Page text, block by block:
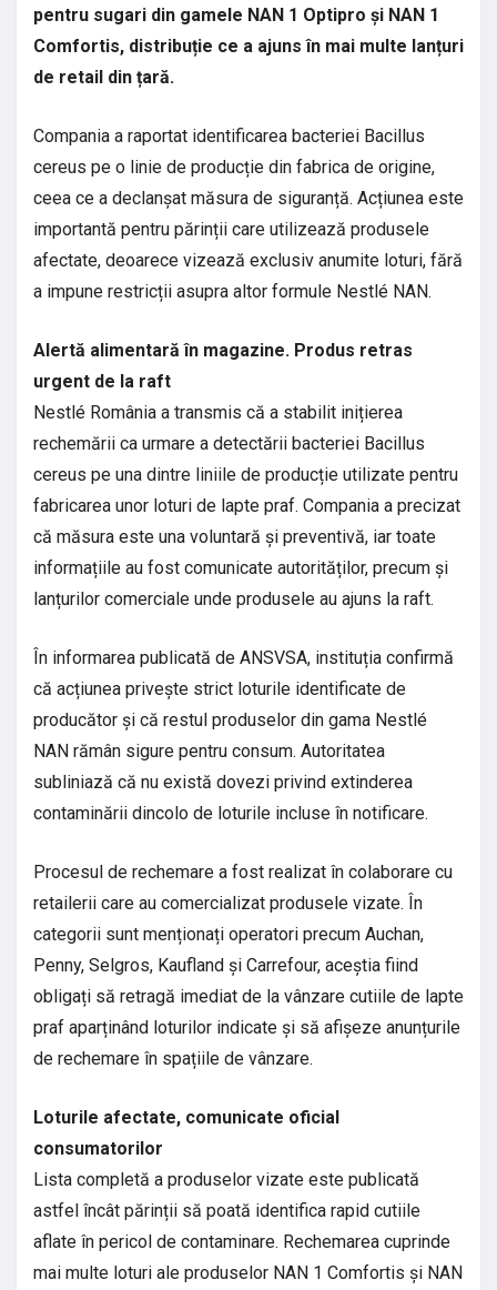
pentru sugari din gamele NAN 1 Optipro și NAN 1
Comfortis, distribuție ce a ajuns în mai multe lanțuri
de retail din țară.
Compania a raportat identificarea bacteriei Bacillus
cereus pe o linie de producție din fabrica de origine,
ceea ce a declanșat măsura de siguranță. Acțiunea este
importantă pentru părinții care utilizează produsele
afectate, deoarece vizează exclusiv anumite loturi, fără
a impune restricții asupra altor formule Nestlé NAN.
Alertă alimentară în magazine. Produs retras
urgent de la raft
Nestlé România a transmis că a stabilit inițierea
rechemării ca urmare a detectării bacteriei Bacillus
cereus pe una dintre liniile de producție utilizate pentru
fabricarea unor loturi de lapte praf. Compania a precizat
că măsura este una voluntară și preventivă, iar toate
informațiile au fost comunicate autorităților, precum și
lanțurilor comerciale unde produsele au ajuns la raft.
În informarea publicată de ANSVSA, instituția confirmă
că acțiunea privește strict loturile identificate de
producător și că restul produselor din gama Nestlé
NAN rămân sigure pentru consum. Autoritatea
subliniază că nu există dovezi privind extinderea
contaminării dincolo de loturile incluse în notificare.
Procesul de rechemare a fost realizat în colaborare cu
retailerii care au comercializat produsele vizate. În
categorii sunt menționați operatori precum Auchan,
Penny, Selgros, Kaufland și Carrefour, aceștia fiind
obligați să retragă imediat de la vânzare cutiile de lapte
praf aparținând loturilor indicate și să afișeze anunțurile
de rechemare în spațiile de vânzare.
Loturile afectate, comunicate oficial
consumatorilor
Lista completă a produselor vizate este publicată
astfel încât părinții să poată identifica rapid cutiile
aflate în pericol de contaminare. Rechemarea cuprinde
mai multe loturi ale produselor NAN 1 Comfortis și NAN